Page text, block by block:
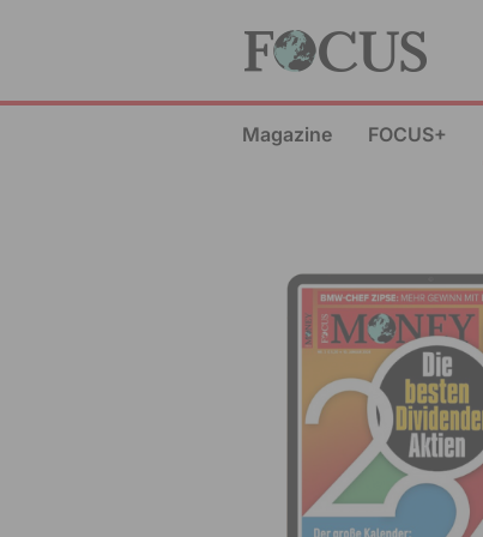
Magazine FOCUS+